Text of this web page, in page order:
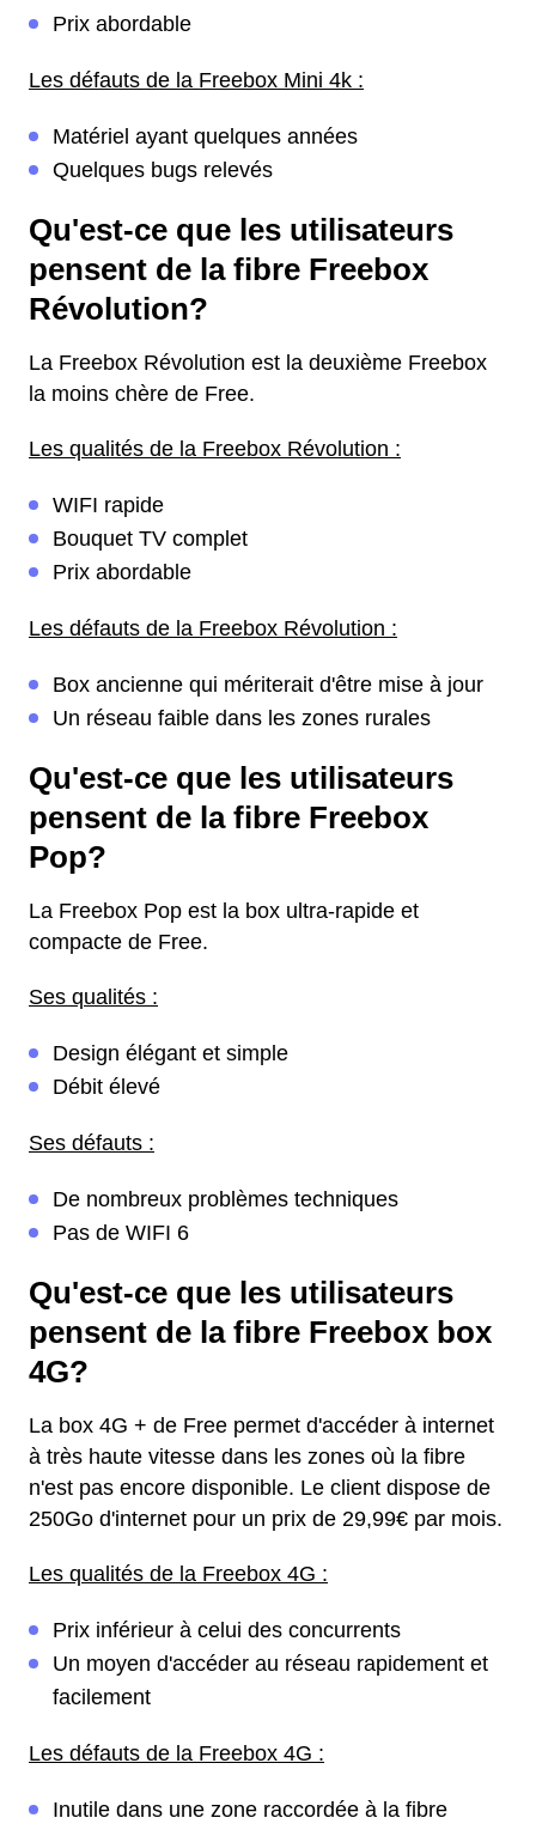
Prix abordable
Les défauts de la Freebox Mini 4k :
Matériel ayant quelques années
Quelques bugs relevés
Qu'est-ce que les utilisateurs
pensent de la fibre Freebox
Révolution?
La Freebox Révolution est la deuxième Freebox
la moins chère de Free.
Les qualités de la Freebox Révolution :
WIFI rapide
Bouquet TV complet
Prix abordable
Les défauts de la Freebox Révolution :
Box ancienne qui mériterait d'être mise à jour
Un réseau faible dans les zones rurales
Qu'est-ce que les utilisateurs
pensent de la fibre Freebox
Pop?
La Freebox Pop est la box ultra-rapide et
compacte de Free.
Ses qualités :
Design élégant et simple
Débit élevé
Ses défauts :
De nombreux problèmes techniques
Pas de WIFI 6
Qu'est-ce que les utilisateurs
pensent de la fibre Freebox box
4G?
La box 4G + de Free permet d'accéder à internet
à très haute vitesse dans les zones où la fibre
n'est pas encore disponible. Le client dispose de
250Go d'internet pour un prix de 29,99€ par mois.
Les qualités de la Freebox 4G :
Prix inférieur à celui des concurrents
Un moyen d'accéder au réseau rapidement et
facilement
Les défauts de la Freebox 4G :
Inutile dans une zone raccordée à la fibre